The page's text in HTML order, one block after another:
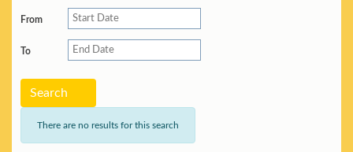
From
To
Search
There are no results for this search